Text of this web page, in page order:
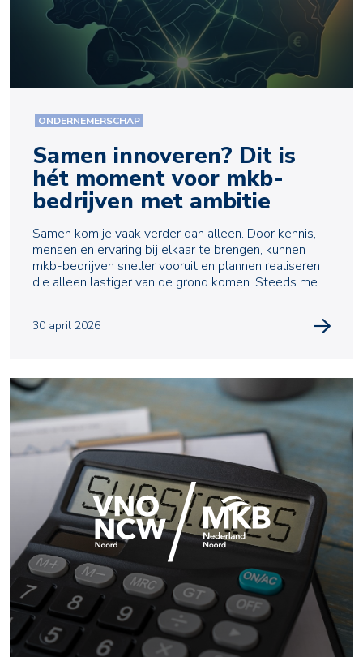
ONDERNEMERSCHAP
Samen innoveren? Dit is
hét moment voor mkb-
bedrijven met ambitie
Samen kom je vaak verder dan alleen. Door kennis,
mensen en ervaring bij elkaar te brengen, kunnen
mkb-bedrijven sneller vooruit en plannen realiseren
die alleen lastiger van de grond komen. Steeds me
30 april 2026